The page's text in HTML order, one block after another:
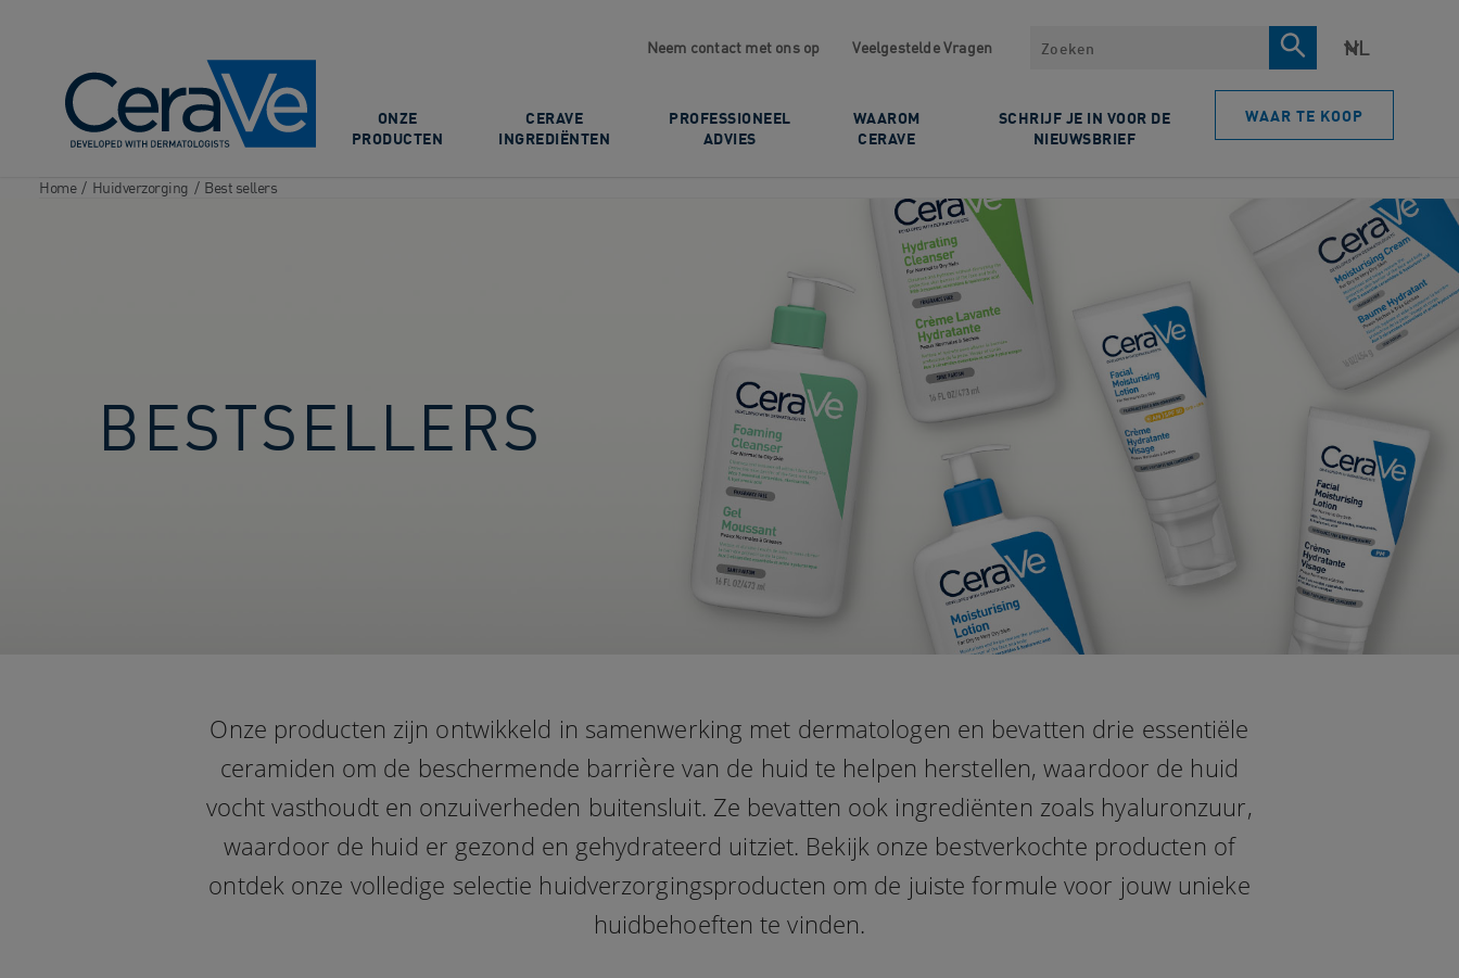
Neem contact met ons op Veelgestelde Vragen Zoeken
ONZE
PRODUCTEN
CERAVE
INGREDIËNTEN
PROFESSIONEEL
ADVIES
WAAROM
CERAVE
SCHRIJF JE IN VOOR DE
NIEUWSBRIEF
WAAR TE KOOP
Home / Huidverzorging / Best sellers
BESTSELLERS
Onze producten zijn ontwikkeld in samenwerking met dermatologen en bevatten drie essentiële
ceramiden om de beschermende barrière van de huid te helpen herstellen, waardoor de huid
vocht vasthoudt en onzuiverheden buitensluit. Ze bevatten ook ingrediënten zoals hyaluronzuur,
waardoor de huid er gezond en gehydrateerd uitziet. Bekijk onze bestverkochte producten of
ontdek onze volledige selectie huidverzorgingsproducten om de juiste formule voor jouw unieke
huidbehoeften te vinden.